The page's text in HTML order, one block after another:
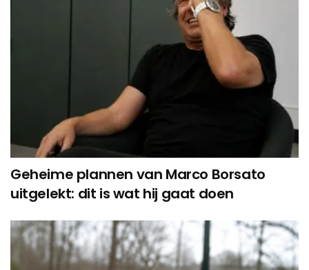
Geheime plannen van Marco Borsato
uitgelekt: dit is wat hij gaat doen